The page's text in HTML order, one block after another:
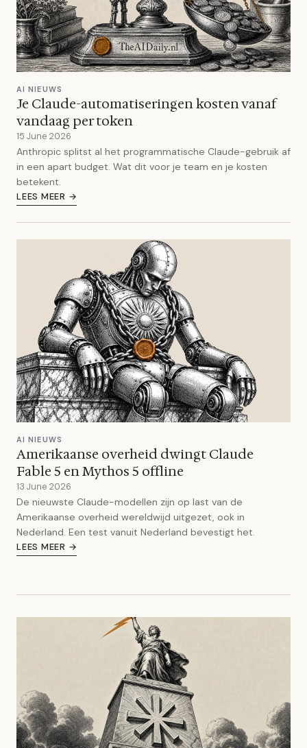
AI NIEUWS
Je Claude-automatiseringen kosten vanaf
vandaag per token
15 June 2026
Anthropic splitst al het programmatische Claude-gebruik af
in een apart budget. Wat dit voor je team en je kosten
betekent.
LEES MEER →
AI NIEUWS
Amerikaanse overheid dwingt Claude
Fable 5 en Mythos 5 offline
13 June 2026
De nieuwste Claude-modellen zijn op last van de
Amerikaanse overheid wereldwijd uitgezet, ook in
Nederland. Een test vanuit Nederland bevestigt het.
LEES MEER →